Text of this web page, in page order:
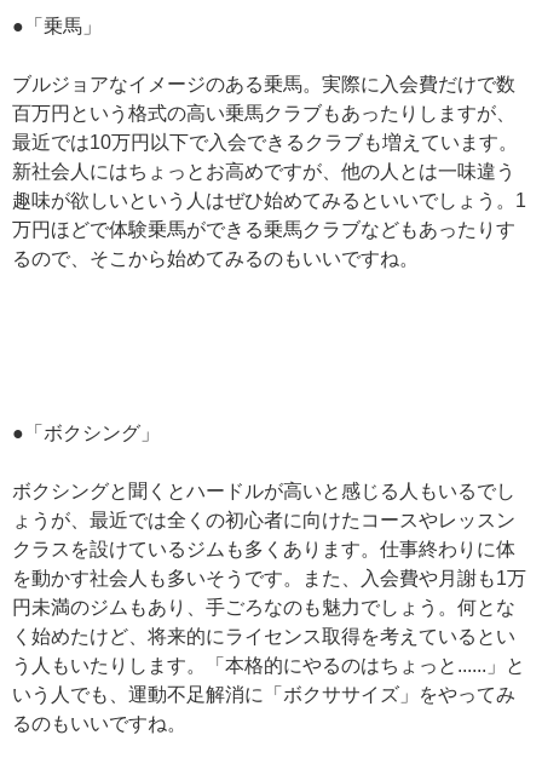
●「乗馬」
ブルジョアなイメージのある乗馬。実際に入会費だけで数
百万円という格式の高い乗馬クラブもあったりしますが、
最近では10万円以下で入会できるクラブも増えています。
新社会人にはちょっとお高めですが、他の人とは一味違う
趣味が欲しいという人はぜひ始めてみるといいでしょう。1
万円ほどで体験乗馬ができる乗馬クラブなどもあったりす
るので、そこから始めてみるのもいいですね。
●「ボクシング」
ボクシングと聞くとハードルが高いと感じる人もいるでし
ょうが、最近では全くの初心者に向けたコースやレッスン
クラスを設けているジムも多くあります。仕事終わりに体
を動かす社会人も多いそうです。また、入会費や月謝も1万
円未満のジムもあり、手ごろなのも魅力でしょう。何とな
く始めたけど、将来的にライセンス取得を考えているとい
う人もいたりします。「本格的にやるのはちょっと......」と
いう人でも、運動不足解消に「ボクササイズ」をやってみ
るのもいいですね。